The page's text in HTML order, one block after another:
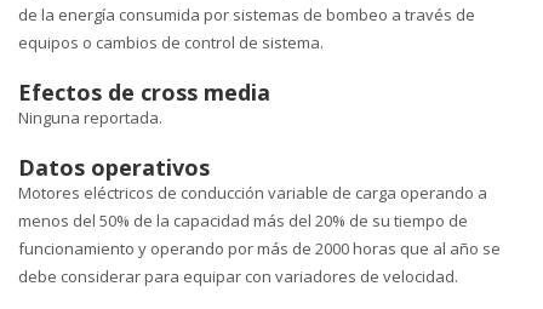
de la energía consumida por sistemas de bombeo a través de
equipos o cambios de control de sistema.
Efectos de cross media
Ninguna reportada.
Datos operativos
Motores eléctricos de conducción variable de carga operando a
menos del 50% de la capacidad más del 20% de su tiempo de
funcionamiento y operando por más de 2000 horas que al año se
debe considerar para equipar con variadores de velocidad.